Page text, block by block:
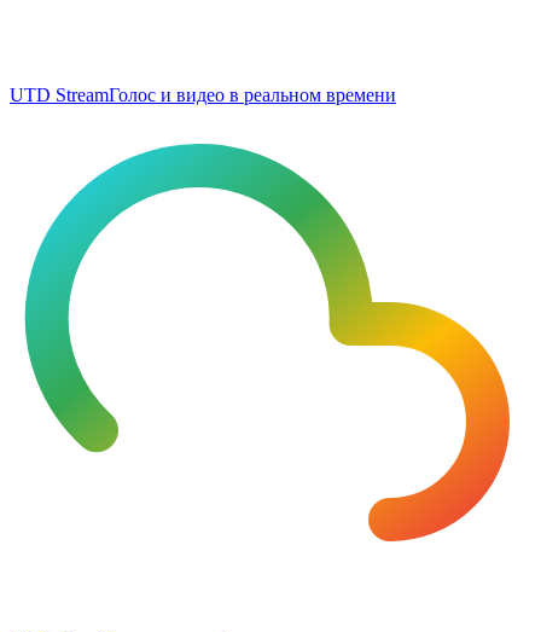
UTD StreamГолос и видео в реальном времени